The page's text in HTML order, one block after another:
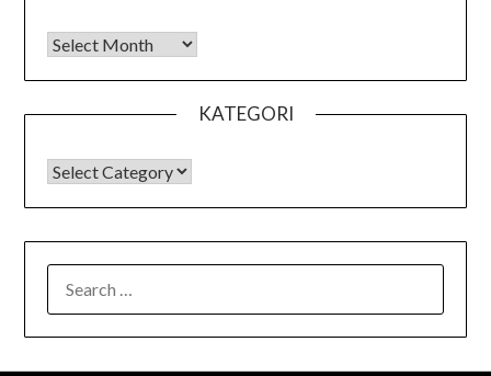
Arsip
KATEGORI
KATEGORI
FOR: